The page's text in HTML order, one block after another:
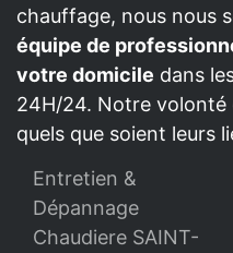
chauffage, nous nous
équipe de
votre domicile dans
24H/24. Notre volonté
quels que soient leurs
Entretien &
Dépannage
Chaudiere SAINT-